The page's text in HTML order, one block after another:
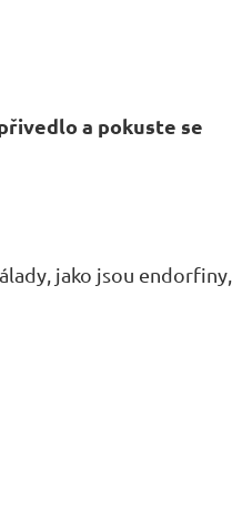
a pokuste se
jako jsou endorfiny,